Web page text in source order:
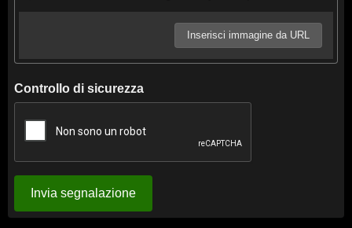
Inserisci immagine da URL
Controllo di sicurezza
Invia segnalazione